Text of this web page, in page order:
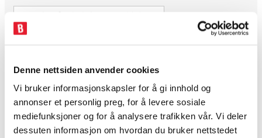
Denne nettsiden anvender cookies
Vi bruker informasjonskapsler for å gi innhold og
annonser et personlig preg, for å levere sosiale
mediefunksjoner og for å analysere trafikken vår. Vi deler
dessuten informasjon om hvordan du bruker nettstedet
bindingsplassering. Se mer informasjon om montering i
Armada Tracer Summit 9 w/brake